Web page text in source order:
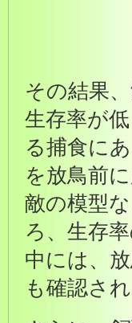
その結果
生存率が
る捕食に
を放鳥前
敵の模型
ろ、生存
中には、
も確認さ